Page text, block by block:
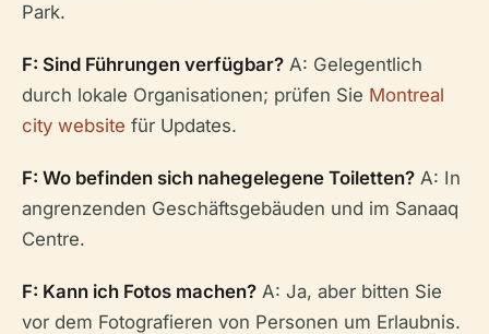
Park.
F: Sind Führungen verfügbar? A: Gelegentlich
durch lokale Organisationen; prüfen Sie Montreal
city website für Updates.
F: Wo befinden sich nahegelegene Toiletten? A: In
angrenzenden Geschäftsgebäuden und im Sanaaq
Centre.
F: Kann ich Fotos machen? A: Ja, aber bitten Sie
vor dem Fotografieren von Personen um Erlaubnis.